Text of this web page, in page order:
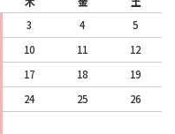
3 4
5
10 11
12
17 18
19
24 25
26